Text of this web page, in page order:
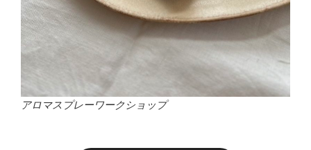
アロマスプレーワークショップ